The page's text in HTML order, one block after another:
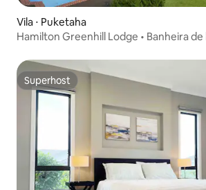
Vila ⋅ Puketaha
Hamilton Greenhill Lodge • Banheira
Superhost
Superhost